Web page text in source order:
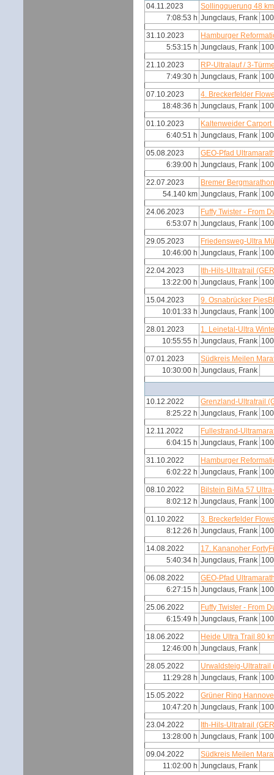
04.11.2023
Sollingquerung 48
7:08:53 h Jungclaus, Frank
31.10.2023
Hamburger
5:53:15 h Jungclaus, Frank
21.10.2023
RP-Ultralauf / 3-
7:49:30 h Jungclaus, Frank
07.10.2023
4. Breckerfelder
18:48:36 h Jungclaus, Frank
01.10.2023
Kaltenweider
6:40:51 h Jungclaus, Frank
05.08.2023
GEO-Pfad
6:39:00 h Jungclaus, Frank
22.07.2023
Bremer
54.140 km Jungclaus, Frank
24.06.2023
Fuffy Twister - From
6:53:07 h Jungclaus, Frank
29.05.2023
Friedensweg-Ultra
10:46:00 h Jungclaus, Frank
22.04.2023
Ith-Hils-Ultratrail
13:22:00 h Jungclaus, Frank
15.04.2023
9. Osnabrücker
10:01:33 h Jungclaus, Frank
28.01.2023
1. Leinetal-Ultra
10:55:55 h Jungclaus, Frank
07.01.2023
Südkreis Meilen
10:30:00 h Jungclaus, Frank
10.12.2022
Grenzland-Ultratrail
8:25:22 h Jungclaus, Frank
12.11.2022
Fullestrand-
6:04:15 h Jungclaus, Frank
31.10.2022
Hamburger
6:02:22 h Jungclaus, Frank
08.10.2022
Bilstein BiMa 57
8:02:12 h Jungclaus, Frank
01.10.2022
3. Breckerfelder
8:12:26 h Jungclaus, Frank
14.08.2022
17. Kananoher
5:40:34 h Jungclaus, Frank
06.08.2022
GEO-Pfad
6:27:15 h Jungclaus, Frank
25.06.2022
Fuffy Twister - From
6:15:49 h Jungclaus, Frank
18.06.2022
Heide Ultra Trail 80
12:46:00 h Jungclaus, Frank
28.05.2022
Urwaldsteig-Ultratrail
11:29:28 h Jungclaus, Frank
15.05.2022
Grüner Ring
10:47:20 h Jungclaus, Frank
23.04.2022
Ith-Hils-Ultratrail
13:28:00 h Jungclaus, Frank
09.04.2022
Südkreis Meilen
11:02:00 h Jungclaus, Frank